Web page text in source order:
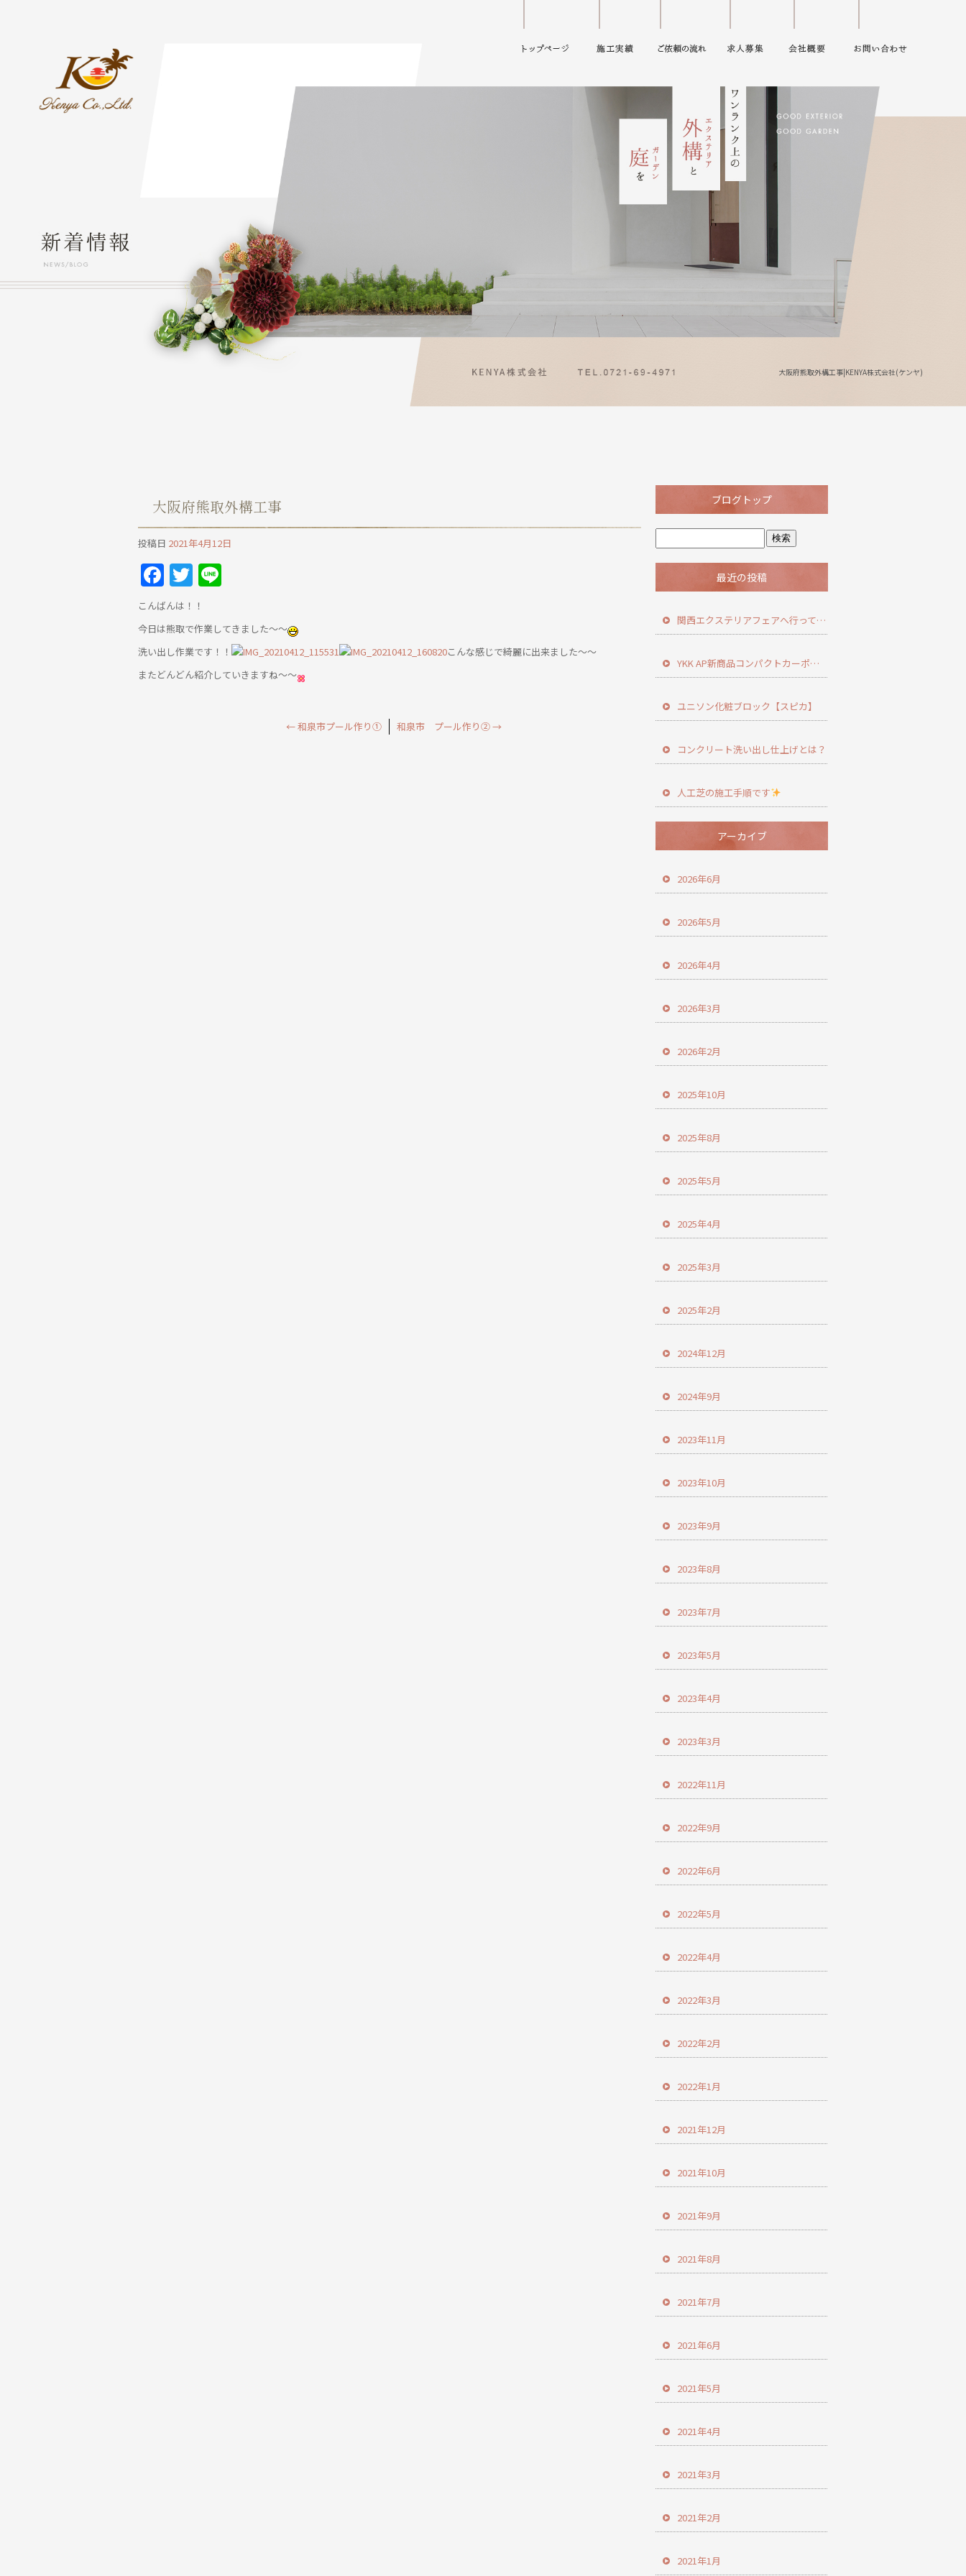
大阪府熊取外構工事|KENYA株式会社(ケンヤ)
大阪府熊取外構工事
投稿日 2021年4月12日
Facebook
Twitter
こんばんは！！
今日は熊取で作業してきました～～
洗い出し作業です！！
こんな感じで綺麗に出来ました～～
またどんどん紹介していきますね～～
←和泉市プール作り① 和泉市 プール作り②→
ブログトップ
最近の投稿
関西エクステリアフェアへ行ってきました
YKK AP新商品コンパクトカーポート登場！
ユニソン化粧ブロック【スピカ】
コンクリート洗い出し仕上げとは？
人工芝の施工手順です
アーカイブ
2026年6月
2026年5月
2026年4月
2026年3月
2026年2月
2025年10月
2025年8月
2025年5月
2025年4月
2025年3月
2025年2月
2024年12月
2024年9月
2023年11月
2023年10月
2023年9月
2023年8月
2023年7月
2023年5月
2023年4月
2023年3月
2022年11月
2022年9月
2022年6月
2022年5月
2022年4月
2022年3月
2022年2月
2022年1月
2021年12月
2021年10月
2021年9月
2021年8月
2021年7月
2021年6月
2021年5月
2021年4月
2021年3月
2021年2月
2021年1月